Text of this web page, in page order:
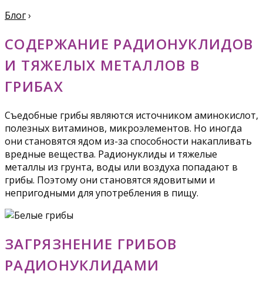
Блог›
СОДЕРЖАНИЕ РАДИОНУКЛИДОВ
И ТЯЖЕЛЫХ МЕТАЛЛОВ В
ГРИБАХ
Съедобные грибы являются источником аминокислот,
полезных витаминов, микроэлементов. Но иногда
они становятся ядом из-за способности накапливать
вредные вещества. Радионуклиды и тяжелые
металлы из грунта, воды или воздуха попадают в
грибы. Поэтому они становятся ядовитыми и
непригодными для употребления в пищу.
ЗАГРЯЗНЕНИЕ ГРИБОВ
РАДИОНУКЛИДАМИ